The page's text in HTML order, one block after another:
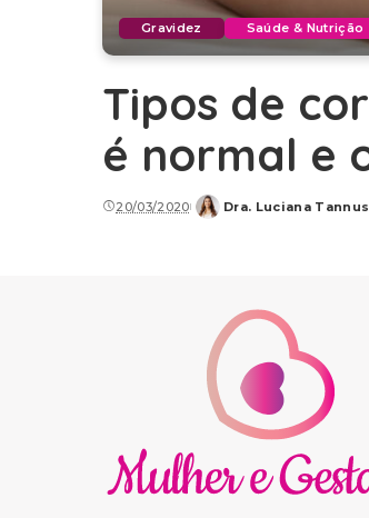
Gravidez Saúde & Nutrição
Tipos de
é normal e
20/03/2020
Posted
Dra. Luciana Tannus